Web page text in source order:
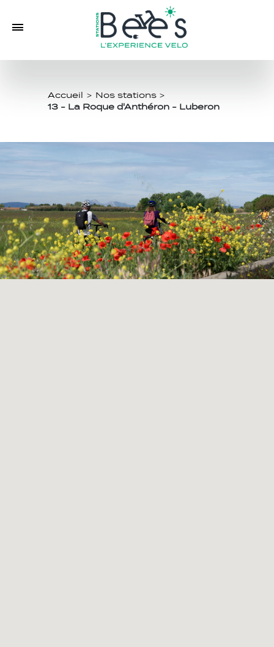
Accueil > Nos stations >
13 - La Roque d'Anthéron - Luberon